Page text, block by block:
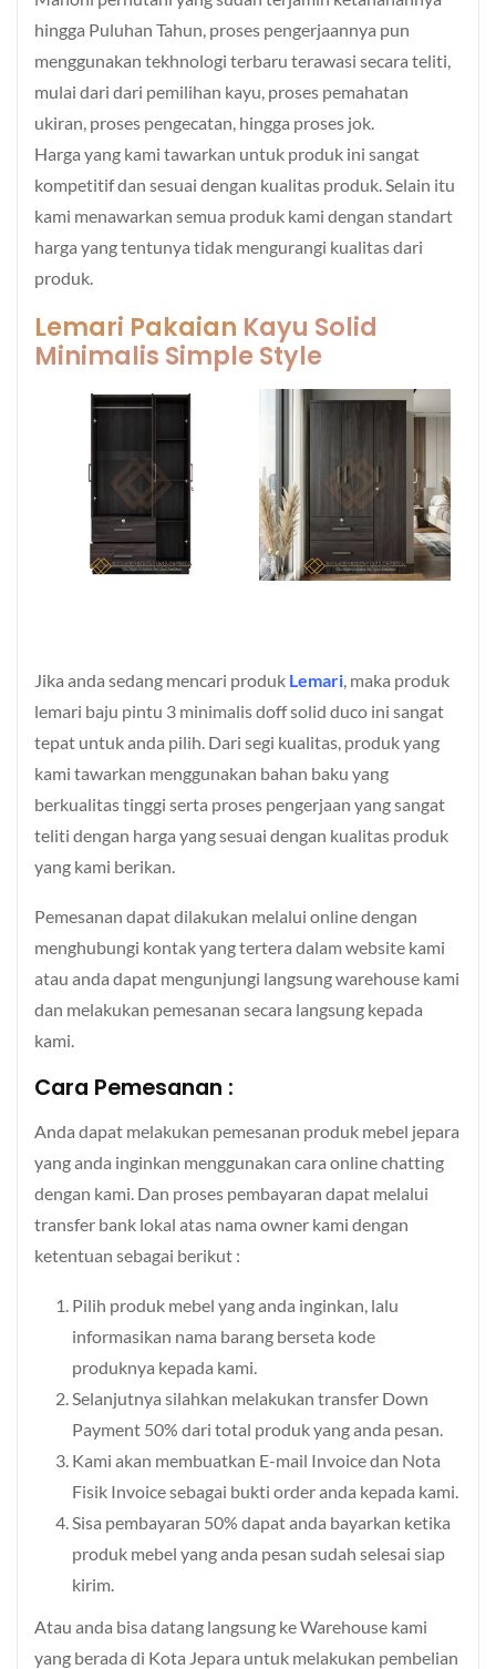
hingga Puluhan Tahun, proses pengerjaannya pun
menggunakan tekhnologi terbaru terawasi secara teliti,
mulai dari dari pemilihan kayu, proses pemahatan
ukiran, proses pengecatan, hingga proses jok.
Harga yang kami tawarkan untuk produk ini sangat
kompetitif dan sesuai dengan kualitas produk. Selain itu
kami menawarkan semua produk kami dengan standart
harga yang tentunya tidak mengurangi kualitas dari
produk.
Lemari Pakaian Kayu Solid
Minimalis Simple Style
Jika anda sedang mencari produk Lemari, maka produk
lemari baju pintu 3 minimalis doff solid duco ini sangat
tepat untuk anda pilih. Dari segi kualitas, produk yang
kami tawarkan menggunakan bahan baku yang
berkualitas tinggi serta proses pengerjaan yang sangat
teliti dengan harga yang sesuai dengan kualitas produk
yang kami berikan.
Pemesanan dapat dilakukan melalui online dengan
menghubungi kontak yang tertera dalam website kami
atau anda dapat mengunjungi langsung warehouse kami
dan melakukan pemesanan secara langsung kepada
kami.
Cara Pemesanan :
Anda dapat melakukan pemesanan produk mebel jepara
yang anda inginkan menggunakan cara online chatting
dengan kami. Dan proses pembayaran dapat melalui
transfer bank lokal atas nama owner kami dengan
ketentuan sebagai berikut :
Pilih produk mebel yang anda inginkan, lalu
informasikan nama barang berseta kode
produknya kepada kami.
Selanjutnya silahkan melakukan transfer Down
Payment 50% dari total produk yang anda pesan.
Kami akan membuatkan E-mail Invoice dan Nota
Fisik Invoice sebagai bukti order anda kepada kami.
Sisa pembayaran 50% dapat anda bayarkan ketika
produk mebel yang anda pesan sudah selesai siap
kirim.
Atau anda bisa datang langsung ke Warehouse kami
yang berada di Kota Jepara untuk melakukan pembelian